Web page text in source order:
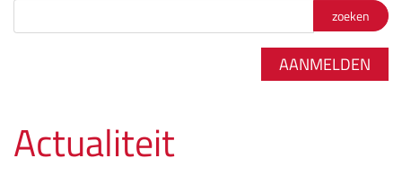
*
AANMELDEN
Actualiteit